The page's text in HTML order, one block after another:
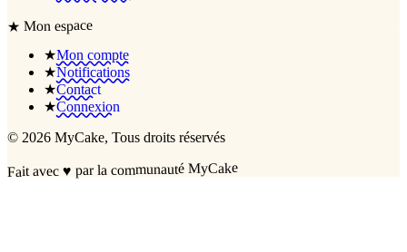
★Mon espace
★Mon compte
★Notifications
★Contact
★Connexion
© 2026 MyCake, Tous droits réservés
Fait avec♥ par la communauté MyCake